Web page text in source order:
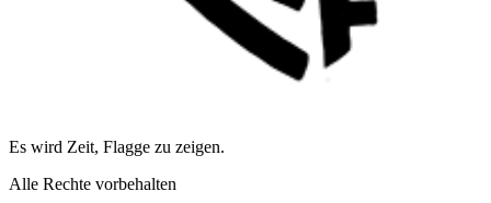
Es wird Zeit, Flagge zu zeigen.
Alle Rechte vorbehalten